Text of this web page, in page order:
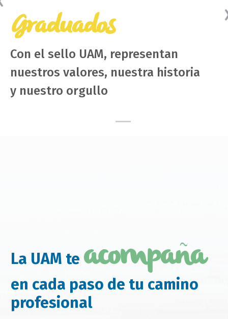
Graduados
Con el sello UAM, representan
nuestros valores, nuestra historia
y nuestro orgullo
Anterior
bloque
La UAM te acompaña
en cada paso de tu camino
profesional